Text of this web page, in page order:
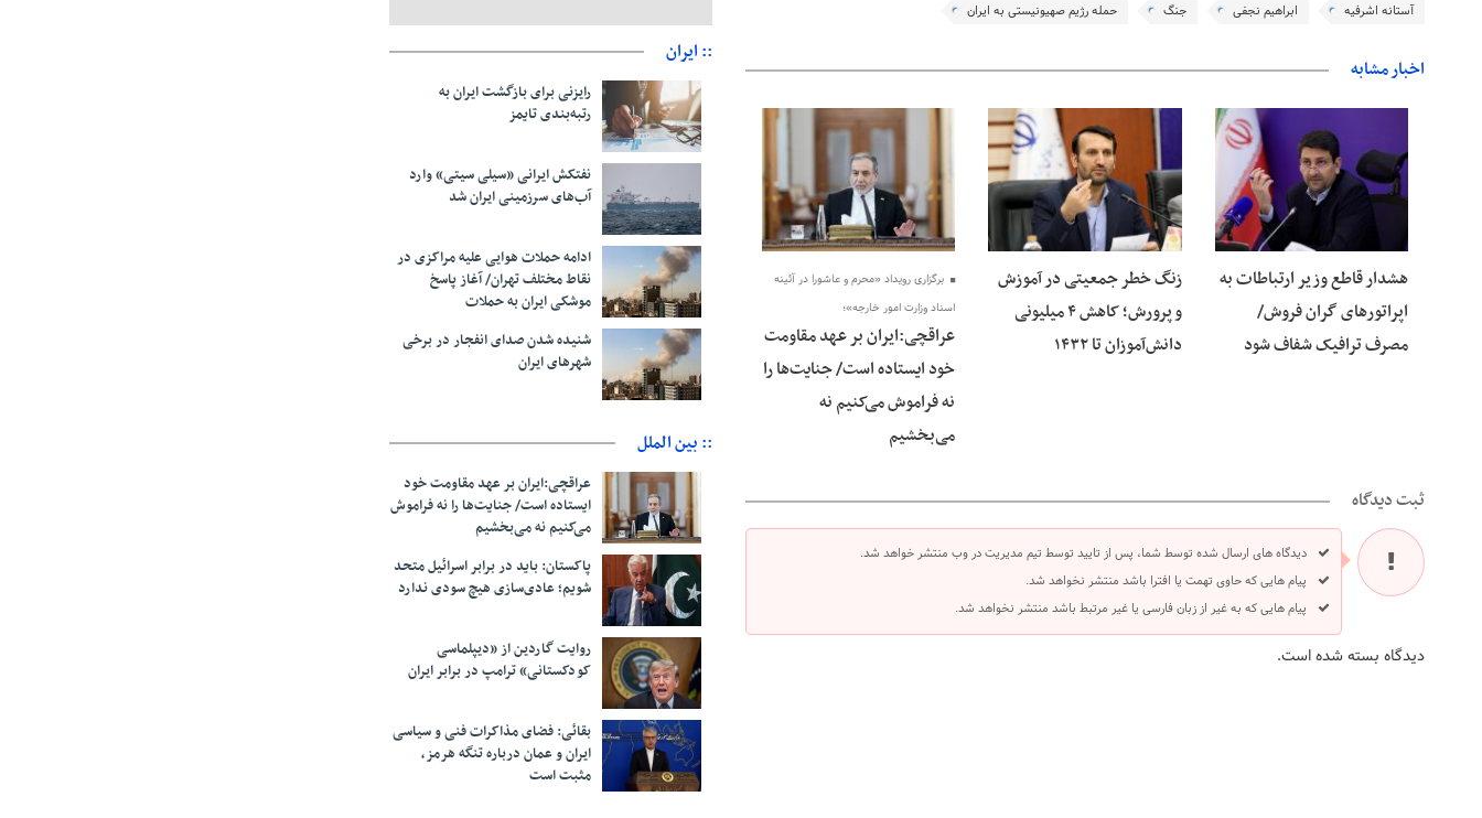
آستانه اشرفیه ابراهیم نجفی جنگ حمله رژیم صهیونیستی به ایران
اخبار مشابه
هشدار قاطع وزیر ارتباطات به
اپراتورهای گران فروش/
مصرف ترافیک شفاف شود
09 آگوست 2026
زنگ خطر جمعیتی در آموزش
و پرورش؛ کاهش ۴ میلیونی
دانش‌آموزان تا ۱۴۳۲
برگزاری رویداد «محرم و عاشورا در آئینه
اسناد وزارت امور خارجه»؛
عراقچی:ایران بر عهد مقاومت
خود ایستاده است/ جنایت‌ها را
نه فراموش می‌کنیم نه
می‌بخشیم
ثبت دیدگاه
دیدگاه های ارسال شده توسط شما، پس از تایید توسط تیم مدیریت در وب منتشر خواهد شد.
پیام هایی که حاوی تهمت یا افترا باشد منتشر نخواهد شد.
پیام هایی که به غیر از زبان فارسی یا غیر مرتبط باشد منتشر نخواهد شد.
دیدگاه بسته شده است.
اتفاق عجیب در استقلال؛ امضای شجاعی پای
صورت‌های مالی ٩ماه پس از استعفا
:: ایران
رایزنی برای بازگشت ایران به
رتبه‌بندی تایمز
نفتکش ایرانی «سیلی سیتی» وارد
آب‌های سرزمینی ایران شد
ادامه حملات هوایی علیه مراکزی در
نقاط مختلف تهران/ آغاز پاسخ
موشکی ایران به حملات
شنیده شدن صدای انفجار در برخی
شهرهای ایران
:: بین الملل
عراقچی:ایران بر عهد مقاومت خود
ایستاده است/ جنایت‌ها را نه فراموش
می‌کنیم نه می‌بخشیم
پاکستان: باید در برابر اسرائیل متحد
شویم؛ عادی‌سازی هیچ سودی ندارد
روایت گاردین از «دیپلماسی
کودکستانی» ترامپ در برابر ایران
بقائی: فضای مذاکرات فنی و سیاسی
ایران و عمان درباره تنگه هرمز،
مثبت است